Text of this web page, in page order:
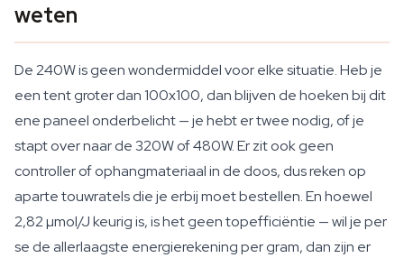
weten
De 240W is geen wondermiddel voor elke situatie. Heb je
een tent groter dan 100x100, dan blijven de hoeken bij dit
ene paneel onderbelicht — je hebt er twee nodig, of je
stapt over naar de 320W of 480W. Er zit ook geen
controller of ophangmateriaal in de doos, dus reken op
aparte touwratels die je erbij moet bestellen. En hoewel
2,82 µmol/J keurig is, is het geen topefficiëntie — wil je per
se de allerlaagste energierekening per gram, dan zijn er